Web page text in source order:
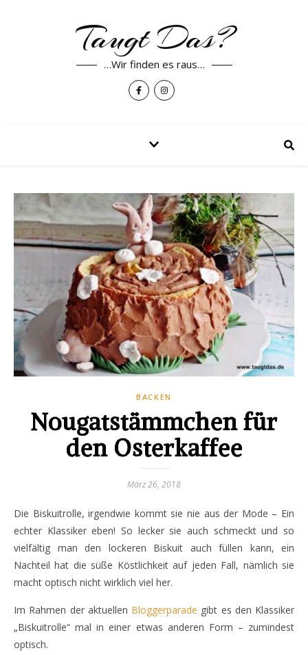
Taugt Das?
…Wir finden es raus…
BACKEN
Nougatstämmchen für
den Osterkaffee
März 26, 2018
Die Biskuitrolle, irgendwie kommt sie nie aus der Mode – Ein
echter Klassiker eben! So lecker sie auch schmeckt und so
vielfältig man den lockeren Biskuit auch füllen kann, ein
Nachteil hat die süße Köstlichkeit auf jeden Fall, nämlich sie
macht optisch nicht wirklich viel her.
Im Rahmen der aktuellen Bloggerparade gibt es den Klassiker
„Biskuitrolle“ mal in einer etwas anderen Form – zumindest
optisch.